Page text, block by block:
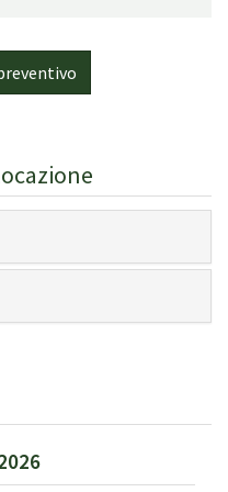
matrimoniale rossa con
con bagno (vasca);
fatte matrimoniali.
camera singola con
doppia; bagno (vasca);